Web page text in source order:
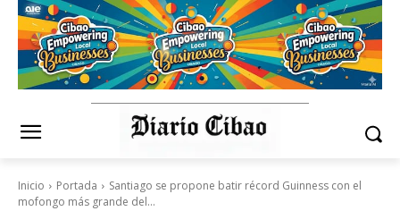
Inicio Portada
Santiago se propone batir récord Guinness con el
mofongo más grande del...